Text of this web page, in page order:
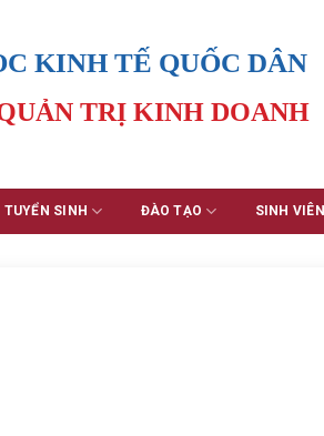
KINH TẾ QUỐC DÂN
TRỊ KINH DOANH
TUYỂN SINH ĐÀO TẠO SINH VIÊN